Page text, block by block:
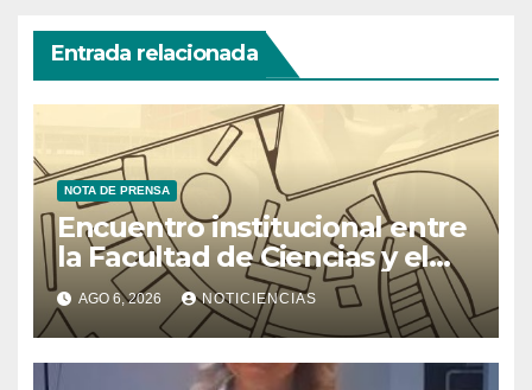
Entrada relacionada
NOTA DE PRENSA
Encuentro institucional entre
la Facultad de Ciencias y el
Ministerio de Ciencia y
Tecnología
AGO 6, 2026 NOTICIENCIAS